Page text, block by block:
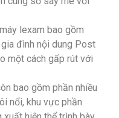
lexam bao gồm
đình nội dung Post
một cách gấp rút với
bao gồm phần nhiều
nổi, khu vực phần